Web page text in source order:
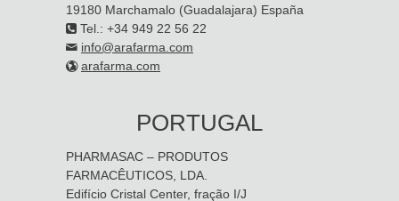
19180 Marchamalo (Guadalajara) España
Tel.: +34 949 22 56 22
info@arafarma.com
arafarma.com
PORTUGAL
PHARMASAC – PRODUTOS
FARMACÊUTICOS, LDA.
Edifício Cristal Center, fração I/J